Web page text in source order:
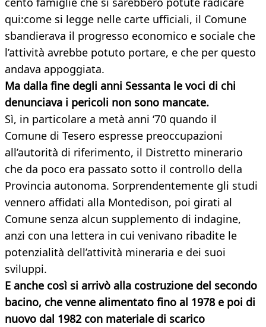
qui:come si legge nelle carte ufficiali, il Comune
sbandierava il progresso economico e sociale che
l’attività avrebbe potuto portare, e che per questo
andava appoggiata.
Ma dalla fine degli anni Sessanta le voci di chi
denunciava i pericoli non sono mancate.
Sì, in particolare a metà anni ‘70 quando il
Comune di Tesero espresse preoccupazioni
all’autorità di riferimento, il Distretto minerario
che da poco era passato sotto il controllo della
Provincia autonoma. Sorprendentemente gli studi
vennero affidati alla Montedison, poi girati al
Comune senza alcun supplemento di indagine,
anzi con una lettera in cui venivano ribadite le
potenzialità dell’attività mineraria e dei suoi
sviluppi.
E anche così si arrivò alla costruzione del secondo
bacino, che venne alimentato fino al 1978 e poi di
nuovo dal 1982 con materiale di scarico